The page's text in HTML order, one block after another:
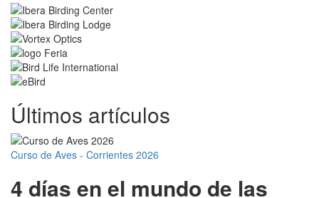
Últimos artículos
Curso de Aves - Corrientes 2026
4 días en el mundo de las